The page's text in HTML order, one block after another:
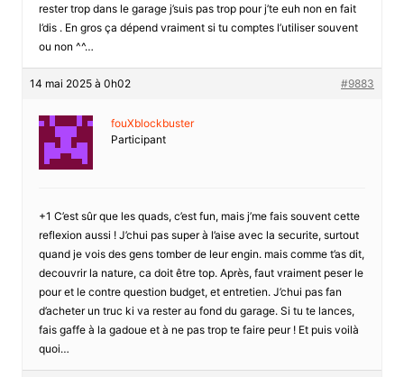
rester trop dans le garage j’suis pas trop pour j’te euh non en fait
l’dis . En gros ça dépend vraiment si tu comptes l’utiliser souvent
ou non ^^…
14 mai 2025 à 0h02 #9883
fouXblockbuster
Participant
+1 C’est sûr que les quads, c’est fun, mais j’me fais souvent cette
reflexion aussi ! J’chui pas super à l’aise avec la securite, surtout
quand je vois des gens tomber de leur engin. mais comme t’as dit,
decouvrir la nature, ca doit être top. Après, faut vraiment peser le
pour et le contre question budget, et entretien. J’chui pas fan
d’acheter un truc ki va rester au fond du garage. Si tu te lances,
fais gaffe à la gadoue et à ne pas trop te faire peur ! Et puis voilà
quoi…